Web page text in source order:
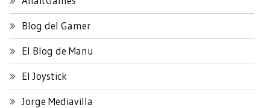
Blog del Gamer
El Blog de Manu
El Joystick
Jorge Mediavilla